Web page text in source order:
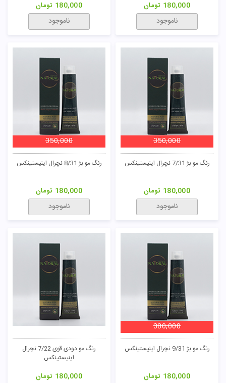
180,000 تومان
ناموجود
180,000 تومان
ناموجود
رنگ مو بژ 7/31 نچرال اینیستینکس
350,000
180,000 تومان
ناموجود
رنگ مو بژ 8/31 نچرال اینیستینکس
350,000
180,000 تومان
ناموجود
رنگ مو بژ 9/31 نچرال اینیستینکس
380,000
180,000 تومان
رنگ مو دودی قوی 7/22 نچرال
اینیستینکس
180,000 تومان